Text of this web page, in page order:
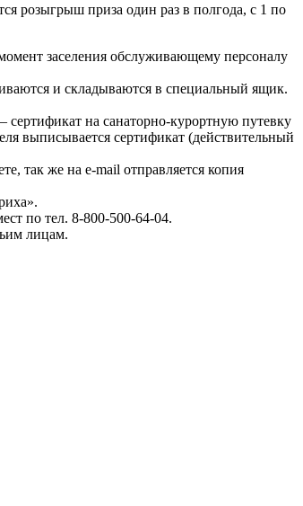
розыгрыш приза один раз в полгода, с 1 по
заселения обслуживающему персоналу
и складываются в специальный ящик.
сертификат на санаторно-курортную путевку
выписывается сертификат (действительный
так же на e-mail отправляется копия
по тел. 8-800-500-64-04.
лицам.